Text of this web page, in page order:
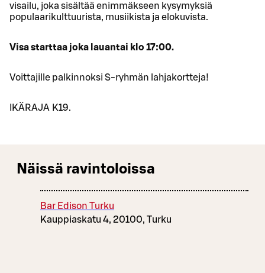
visailu, joka sisältää enimmäkseen kysymyksiä
populaarikulttuurista, musiikista ja elokuvista.
Visa starttaa joka lauantai klo 17:00.
Voittajille palkinnoksi S-ryhmän lahjakortteja!
IKÄRAJA K19.
Näissä ravintoloissa
Bar Edison Turku
Kauppiaskatu 4, 20100, Turku